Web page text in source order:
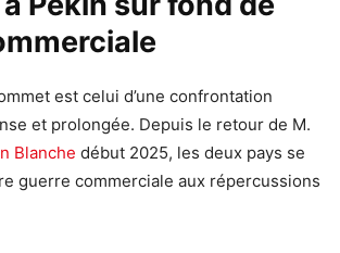
est celui d’une confrontation
et prolongée. Depuis le retour de M.
Blanche début 2025, les deux pays se
guerre commerciale aux répercussions